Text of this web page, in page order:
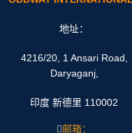
地址：
4216/20, 1 Ansari Road,
Daryaganj,
印度 新德里 110002
邮箱：